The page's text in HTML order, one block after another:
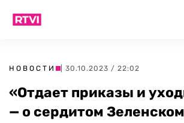
НОВОСТИ | 30.10.2023 / 22:02
«Отдает приказы и
— о сердитом